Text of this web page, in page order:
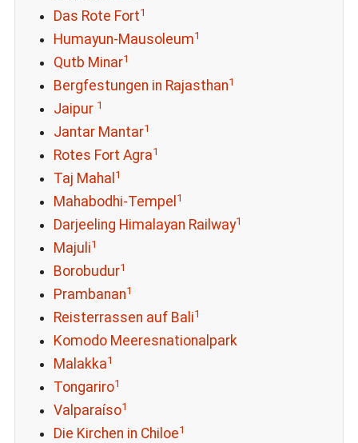
Das Rote Fort1
Humayun-Mausoleum1
Qutb Minar1
Bergfestungen in Rajasthan1
Jaipur 1
Jantar Mantar1
Rotes Fort Agra1
Taj Mahal 1
Mahabodhi-Tempel 1
Darjeeling Himalayan Railway1
Majuli1
Borobudur1
Prambanan1
Reisterrassen auf Bali1
Komodo Meeresnationalpark
Malakka1
Tongariro1
Valparaíso1
Die Kirchen in Chiloe1